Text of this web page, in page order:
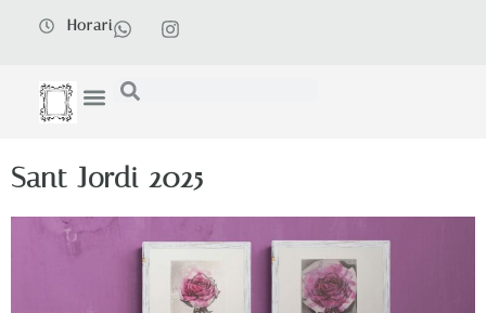
Horari
Sant Jordi 2025